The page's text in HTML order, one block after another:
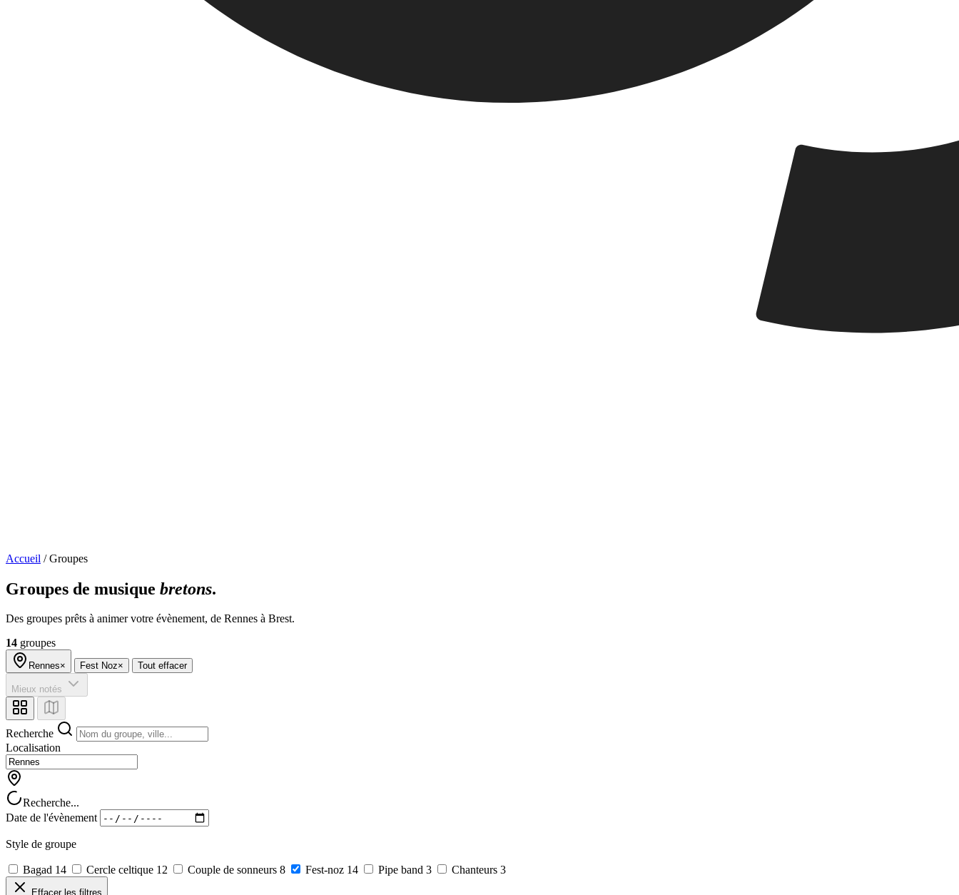
Accueil / Groupes
Groupes de musique bretons.
Des groupes prêts à animer votre évènement, de Rennes à Brest.
14 groupes
Rennes× Fest Noz× Tout effacer
Mieux notés
Recherche
Localisation
Recherche...
Date de l'évènement
Style de groupe
Bagad 14 Cercle celtique 12 Couple de sonneurs 8 Fest-noz 14 Pipe band 3 Chanteurs 3
Effacer les filtres